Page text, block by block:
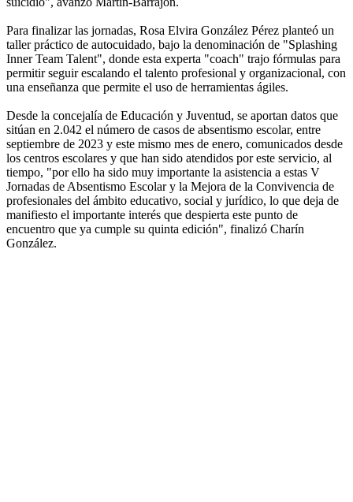
Para finalizar las jornadas, Rosa Elvira González Pérez planteó un
taller práctico de autocuidado, bajo la denominación de "Splashing
Inner Team Talent", donde esta experta "coach" trajo fórmulas para
permitir seguir escalando el talento profesional y organizacional, con
una enseñanza que permite el uso de herramientas ágiles.
Desde la concejalía de Educación y Juventud, se aportan datos que
sitúan en 2.042 el número de casos de absentismo escolar, entre
septiembre de 2023 y este mismo mes de enero, comunicados desde
los centros escolares y que han sido atendidos por este servicio, al
tiempo, "por ello ha sido muy importante la asistencia a estas V
Jornadas de Absentismo Escolar y la Mejora de la Convivencia de
profesionales del ámbito educativo, social y jurídico, lo que deja de
manifiesto el importante interés que despierta este punto de
encuentro que ya cumple su quinta edición", finalizó Charín
González.